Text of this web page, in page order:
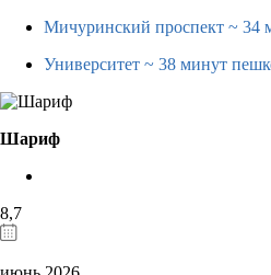
Мичуринский проспект ~ 34
Университет ~ 38 минут
Шариф
8,7